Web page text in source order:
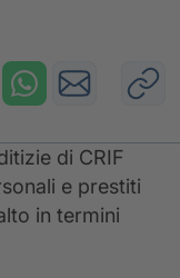
di CRIF
e prestiti
in termini